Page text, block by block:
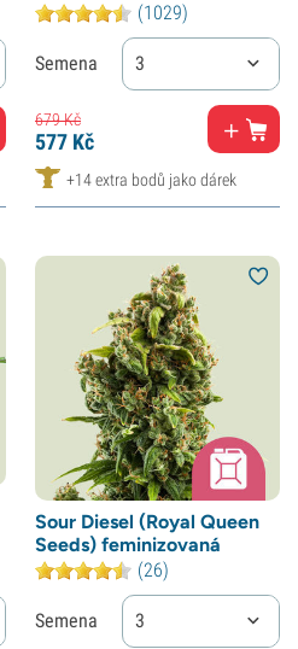
(1029)
Semena 3
679Kč
577 Kč
+14 extra bodů jako dárek
Sour Diesel (Royal Queen
Seeds) feminizovaná
(26)
Semena 3